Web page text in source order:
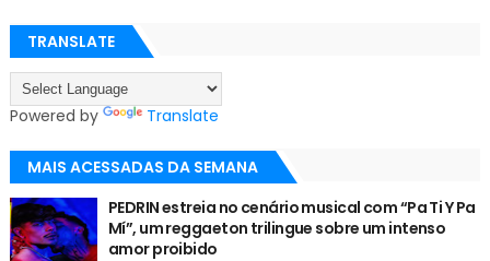
TRANSLATE
Powered by Translate
MAIS ACESSADAS DA SEMANA
PEDRIN estreia no cenário musical com “Pa Ti Y Pa
Mí”, um reggaeton trilingue sobre um intenso
amor proibido